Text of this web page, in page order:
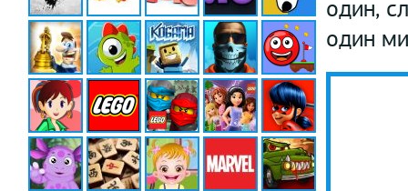
один,
один